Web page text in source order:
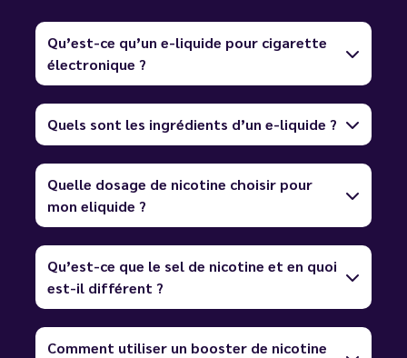
Qu’est-ce qu’un e-liquide pour cigarette
électronique ?
Quels sont les ingrédients d’un e-liquide ?
Quelle dosage de nicotine choisir pour
mon eliquide ?
Qu’est-ce que le sel de nicotine et en quoi
est-il différent ?
Comment utiliser un booster de nicotine